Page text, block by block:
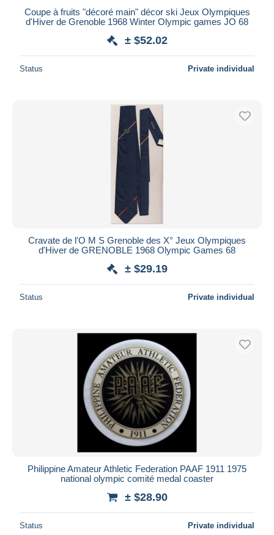
Coupe à fruits "décoré main" décor ski Jeux Olympiques
d'Hiver de Grenoble 1968 Winter Olympic games JO 68
± $52.02
Status Private individual
Cravate de l'O M S Grenoble des X° Jeux Olympiques
d'Hiver de GRENOBLE 1968 Olympic Games 68
± $29.19
Status Private individual
Philippine Amateur Athletic Federation PAAF 1911 1975
national olympic comité medal coaster
± $28.90
Status Private individual